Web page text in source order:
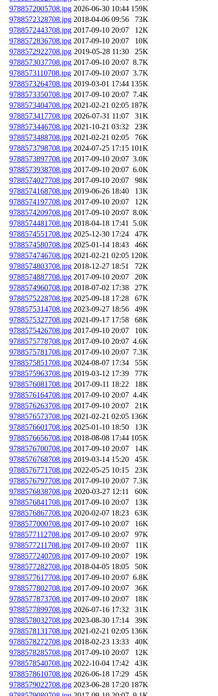
9788572005708.jpg 2026-06-30 10:44 159K
9788572328708.jpg 2018-04-06 09:56
73K
9788572443708.jpg 2017-09-10 20:07
12K
9788572836708.jpg 2017-09-10 20:07
10K
9788572922708.jpg 2019-05-28 11:30
25K
9788573037708.jpg 2017-09-10 20:07 8.7K
9788573110708.jpg 2017-09-10 20:07 3.7K
9788573264708.jpg 2019-03-01 17:44 135K
9788573350708.jpg 2017-09-10 20:07 7.4K
9788573404708.jpg 2021-02-21 02:05 187K
9788573417708.jpg 2026-07-31 11:07
31K
9788573446708.jpg 2021-10-21 03:32
23K
9788573488708.jpg 2021-02-21 02:05
76K
9788573798708.jpg 2024-07-25 17:15 101K
9788573897708.jpg 2017-09-10 20:07 3.0K
9788573938708.jpg 2017-09-10 20:07 6.0K
9788574027708.jpg 2017-09-10 20:07
98K
9788574168708.jpg 2019-06-26 18:40
13K
9788574197708.jpg 2017-09-10 20:07
12K
9788574209708.jpg 2017-09-10 20:07 8.0K
9788574481708.jpg 2018-04-18 17:41 5.0K
9788574551708.jpg 2025-12-30 17:24
47K
9788574580708.jpg 2025-01-14 18:43
46K
9788574746708.jpg 2021-02-21 02:05 120K
9788574803708.jpg 2018-12-27 18:51
72K
9788574887708.jpg 2017-09-10 20:07
20K
9788574960708.jpg 2018-07-02 17:38
27K
9788575228708.jpg 2025-09-18 17:28
67K
9788575314708.jpg 2023-09-27 18:56
49K
9788575327708.jpg 2021-09-17 17:58
68K
9788575426708.jpg 2017-09-10 20:07
10K
9788575778708.jpg 2017-09-10 20:07 4.6K
9788575781708.jpg 2017-09-10 20:07 7.3K
9788575851708.jpg 2024-08-07 17:34
55K
9788575963708.jpg 2019-03-12 17:39
77K
9788576081708.jpg 2017-09-11 18:22
18K
9788576164708.jpg 2017-09-10 20:07 4.4K
9788576263708.jpg 2017-09-10 20:07
21K
9788576573708.jpg 2021-02-21 02:05 136K
9788576601708.jpg 2025-01-10 18:50
13K
9788576656708.jpg 2018-08-08 17:44 105K
9788576700708.jpg 2017-09-10 20:07
14K
9788576768708.jpg 2019-03-14 15:20
45K
9788576771708.jpg 2022-05-25 10:15
23K
9788576797708.jpg 2017-09-10 20:07 7.3K
9788576838708.jpg 2020-03-27 12:11
60K
9788576841708.jpg 2017-09-10 20:07
13K
9788576867708.jpg 2020-02-07 18:23
63K
9788577000708.jpg 2017-09-10 20:07
16K
9788577112708.jpg 2017-09-10 20:07
97K
9788577211708.jpg 2017-09-10 20:07
11K
9788577240708.jpg 2017-09-10 20:07
19K
9788577282708.jpg 2018-04-05 18:05
50K
9788577617708.jpg 2017-09-10 20:07 6.8K
9788577802708.jpg 2017-09-10 20:07
36K
9788577873708.jpg 2017-09-10 20:07
18K
9788577899708.jpg 2026-07-16 17:32
31K
9788578032708.jpg 2023-08-30 17:14
39K
9788578131708.jpg 2021-02-21 02:05 136K
9788578272708.jpg 2018-02-23 13:33
40K
9788578285708.jpg 2017-09-10 20:07
12K
9788578540708.jpg 2022-10-04 17:42
43K
9788578610708.jpg 2026-06-18 17:29
45K
9788579022708.jpg 2023-06-28 17:20 187K